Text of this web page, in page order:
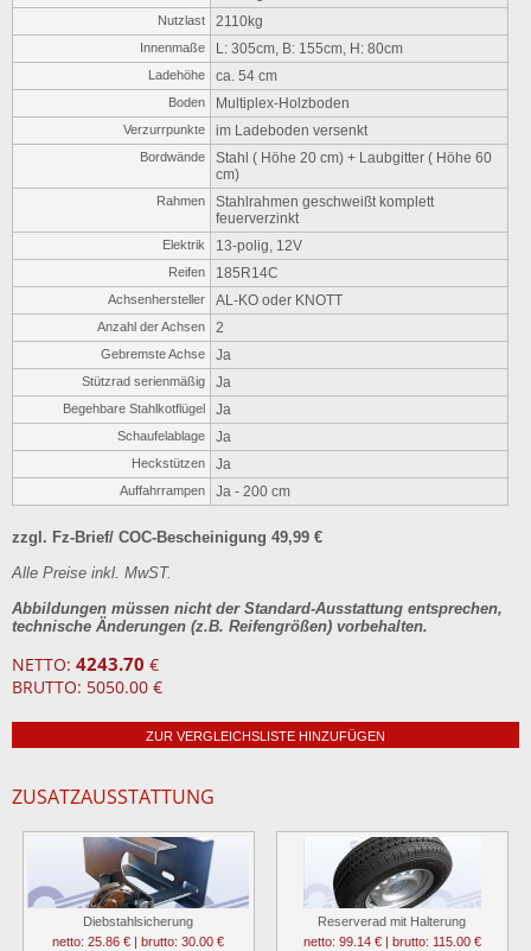
Nutzlast 2110kg
Innenmaße L: 305cm, B: 155cm, H: 80cm
Ladehöhe ca. 54 cm
Boden Multiplex-Holzboden
Verzurrpunkte im Ladeboden versenkt
Bordwände
Stahl ( Höhe 20 cm) + Laubgitter ( Höhe 60
cm)
Rahmen
Stahlrahmen geschweißt komplett
feuerverzinkt
Elektrik 13-polig, 12V
Reifen 185R14C
Achsenhersteller AL-KO oder KNOTT
Anzahl der Achsen 2
Gebremste Achse Ja
Stützrad serienmäßig Ja
Begehbare Stahlkotflügel Ja
Schaufelablage Ja
Heckstützen Ja
Auffahrrampen Ja - 200 cm
zzgl. Fz-Brief/ COC-Bescheinigung 49,99 €
Alle Preise inkl. MwST.
Abbildungen müssen nicht der Standard-Ausstattung entsprechen,
technische Änderungen (z.B. Reifengrößen) vorbehalten.
NETTO: 4243.70 €
BRUTTO: 5050.00 €
ZUR VERGLEICHSLISTE HINZUFÜGEN
ZUSATZAUSSTATTUNG
Diebstahlsicherung
netto: 25.86 € | brutto: 30.00 €
Reserverad mit Halterung
netto: 99.14 € | brutto: 115.00 €